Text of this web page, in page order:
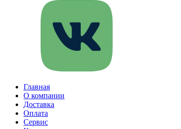
Главная
О компании
Доставка
Оплата
Сервис